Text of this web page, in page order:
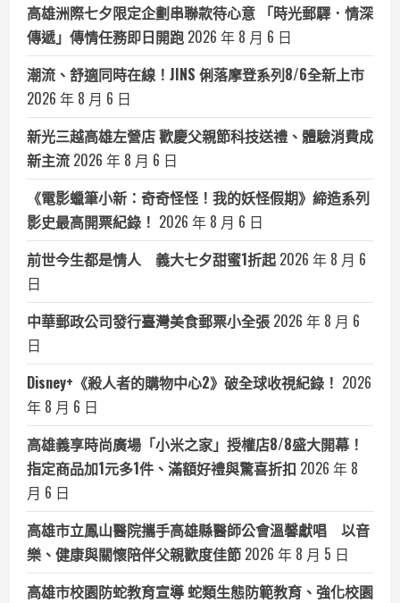
高雄洲際七夕限定企劃串聯款待心意 「時光郵驛．情深
傳遞」傳情任務即日開跑 2026 年 8 月 6 日
潮流、舒適同時在線！JINS 俐落摩登系列8/6全新上市
2026 年 8 月 6 日
新光三越高雄左營店 歡慶父親節科技送禮、體驗消費成
新主流 2026 年 8 月 6 日
《電影蠟筆小新：奇奇怪怪！我的妖怪假期》締造系列
影史最高開票紀錄！ 2026 年 8 月 6 日
前世今生都是情人 義大七夕甜蜜1折起 2026 年 8 月 6
日
中華郵政公司發行臺灣美食郵票小全張 2026 年 8 月 6
日
Disney+《殺人者的購物中心2》破全球收視紀錄！ 2026
年 8 月 6 日
高雄義享時尚廣場「小米之家」授權店8/8盛大開幕！
指定商品加1元多1件、滿額好禮與驚喜折扣 2026 年 8
月 6 日
高雄市立鳳山醫院攜手高雄縣醫師公會溫馨獻唱 以音
樂、健康與關懷陪伴父親歡度佳節 2026 年 8 月 5 日
高雄市校園防蛇教育宣導 蛇類生態防範教育、強化校園